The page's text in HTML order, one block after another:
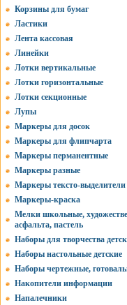
Корзины для бумаг
Ластики
Лента кассовая
Линейки
Лотки вертикальные
Лотки горизонтальные
Лотки секционные
Лупы
Маркеры для досок
Маркеры для флипчарта
Маркеры перманентные
Маркеры разные
Маркеры тексто-выделители
Маркеры-краска
Мелки школьные,
асфальта, пастель
Наборы для творчества
Наборы настольные детские
Наборы чертежные,
Накопители информации
Напалечники